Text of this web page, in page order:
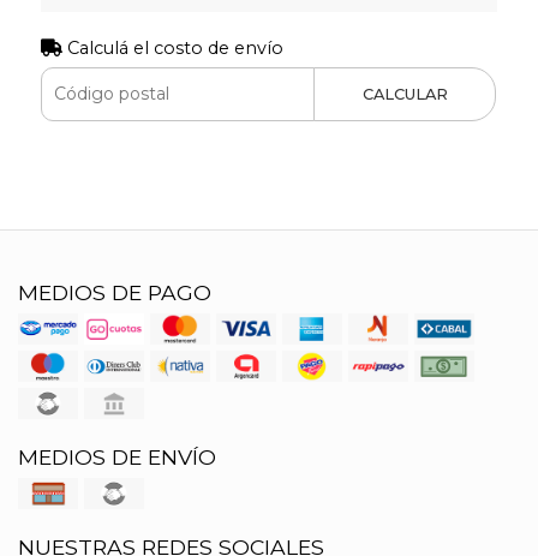
Calculá el costo de envío
CALCULAR
MEDIOS DE PAGO
MEDIOS DE ENVÍO
NUESTRAS REDES SOCIALES